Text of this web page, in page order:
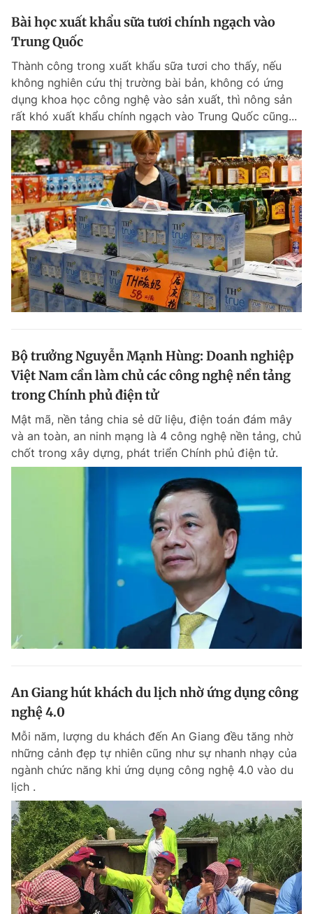
Bài học xuất khẩu sữa tươi chính ngạch vào
Trung Quốc
Thành công trong xuất khẩu sữa tươi cho thấy, nếu
không nghiên cứu thị trường bài bản, không có ứng
dụng khoa học công nghệ vào sản xuất, thì nông sản
rất khó xuất khẩu chính ngạch vào Trung Quốc cũng...
Bộ trưởng Nguyễn Mạnh Hùng: Doanh nghiệp
Việt Nam cần làm chủ các công nghệ nền tảng
trong Chính phủ điện tử
Mật mã, nền tảng chia sẻ dữ liệu, điện toán đám mây
và an toàn, an ninh mạng là 4 công nghệ nền tảng, chủ
chốt trong xây dựng, phát triển Chính phủ điện tử.
An Giang hút khách du lịch nhờ ứng dụng công
nghệ 4.0
Mỗi năm, lượng du khách đến An Giang đều tăng nhờ
những cảnh đẹp tự nhiên cũng như sự nhanh nhạy của
ngành chức năng khi ứng dụng công nghệ 4.0 vào du
lịch .